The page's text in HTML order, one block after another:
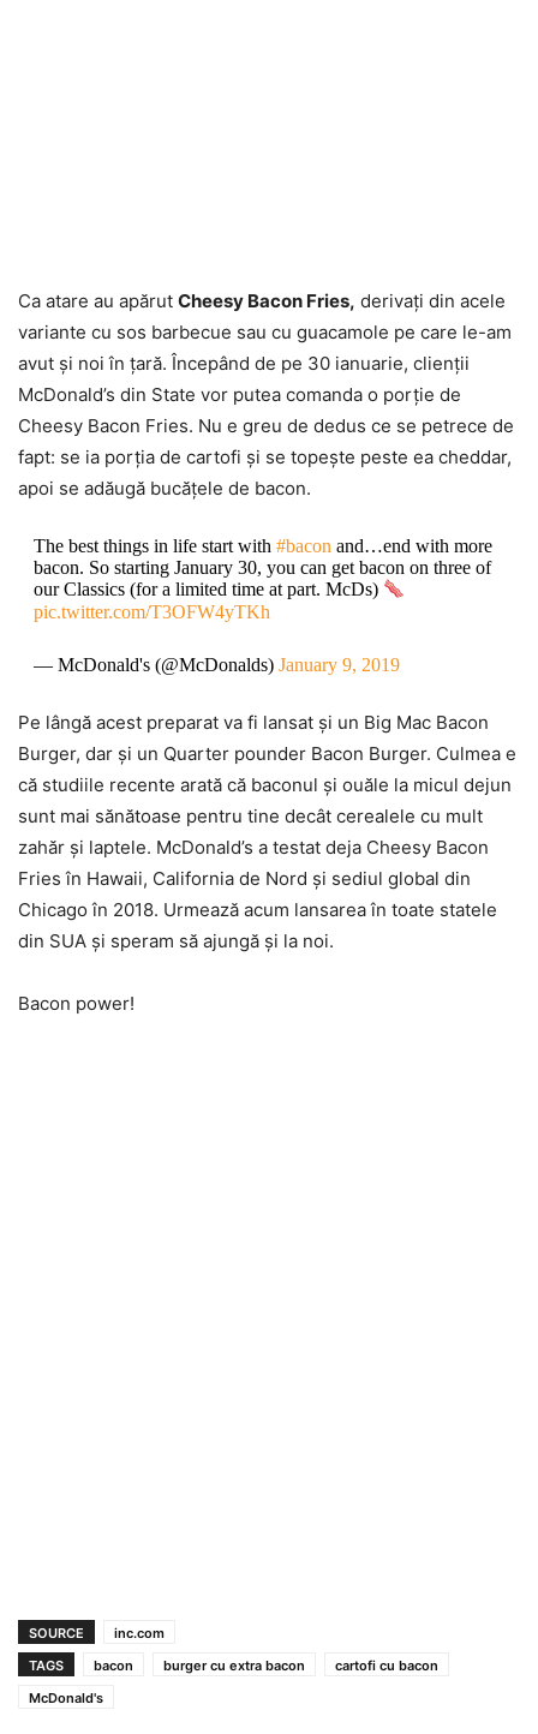
Ca atare au apărut Cheesy Bacon Fries, derivaţi din acele
variante cu sos barbecue sau cu guacamole pe care le-am
avut şi noi în ţară. Începând de pe 30 ianuarie, clienţii
McDonald’s din State vor putea comanda o porţie de
Cheesy Bacon Fries. Nu e greu de dedus ce se petrece de
fapt: se ia porţia de cartofi şi se topeşte peste ea cheddar,
apoi se adăugă bucăţele de bacon.
The best things in life start with #bacon and…end with more
bacon. So starting January 30, you can get bacon on three of
our Classics (for a limited time at part. McDs)
pic.twitter.com/T3OFW4yTKh
— McDonald's (@McDonalds) January 9, 2019
Pe lângă acest preparat va fi lansat şi un Big Mac Bacon
Burger, dar şi un Quarter pounder Bacon Burger. Culmea e
că studiile recente arată că baconul şi ouăle la micul dejun
sunt mai sănătoase pentru tine decât cerealele cu mult
zahăr şi laptele. McDonald’s a testat deja Cheesy Bacon
Fries în Hawaii, California de Nord şi sediul global din
Chicago în 2018. Urmează acum lansarea în toate statele
din SUA şi speram să ajungă şi la noi.
Bacon power!
SOURCE
inc.com
TAGS
bacon burger cu extra bacon
cartofi cu bacon
McDonald's